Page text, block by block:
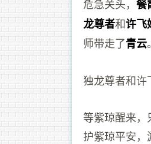
危急关头，餐
龙尊者和许飞
师带走了青云。
独龙尊者和许
等紫琼醒来，
护紫琼平安